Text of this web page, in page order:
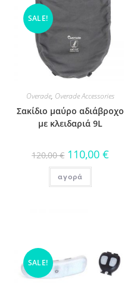
SALE!
Overade, Overade Accessories
Σακίδιο μαύρο αδιάβροχο
με κλειδαριά 9L
120,00€ 110,00€
αγορά
SALE!